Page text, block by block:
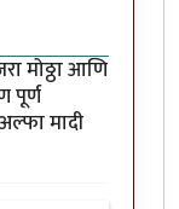
byBhakti
मोठ्ठा आणि
पूर्ण
मादी